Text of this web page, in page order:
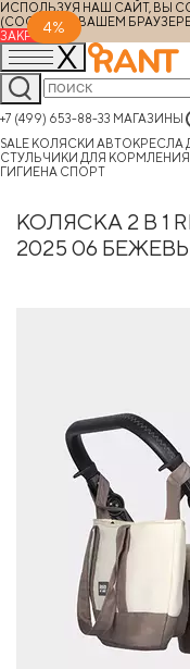
ИСПОЛЬЗУЯ НАШ САЙТ, ВЫ
(COOKIES) В ВАШЕМ
ЗАКРЫТЬ
+7 (499) 653-88-33 МАГАЗИНЫ
SALE КОЛЯСКИ АВТОКРЕСЛА
СТУЛЬЧИКИ ДЛЯ КОРМЛЕНИЯ
ГИГИЕНА СПОРТ
КОЛЯСКА 2 В 1
2025 06
4%